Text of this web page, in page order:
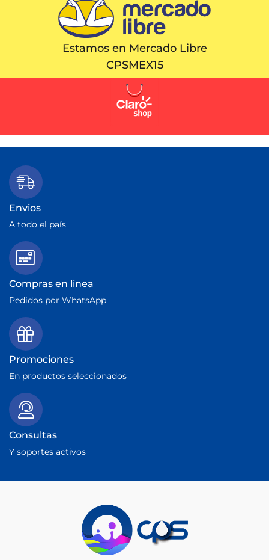
Estamos en Mercado Libre
CPSMEX15
Envios
A todo el país
Compras en linea
Pedidos por WhatsApp
Promociones
En productos seleccionados
Consultas
Y soportes activos